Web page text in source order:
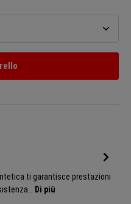
la quantità desiderata o
ti garantisce prestazioni
Di più